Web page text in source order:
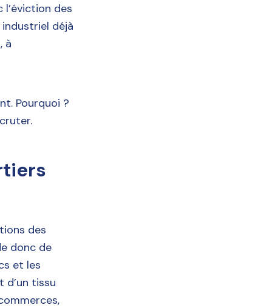
des
déjà
à
Pourquoi ?
des
donc de
et les
d’un tissu